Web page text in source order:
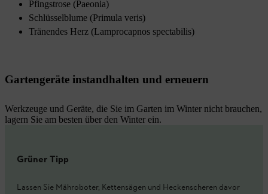
Pfingstrose (Paeonia)
Schlüsselblume (Primula veris)
Tränendes Herz (Lamprocapnos spectabilis)
Gartengeräte instandhalten und erneuern
Werkzeuge und Geräte, die Sie im Garten im Winter nicht brauchen,
lagern Sie am besten über den Winter ein.
Grüner Tipp
Lassen Sie Mähroboter, Kettensägen und Heckenscheren davor